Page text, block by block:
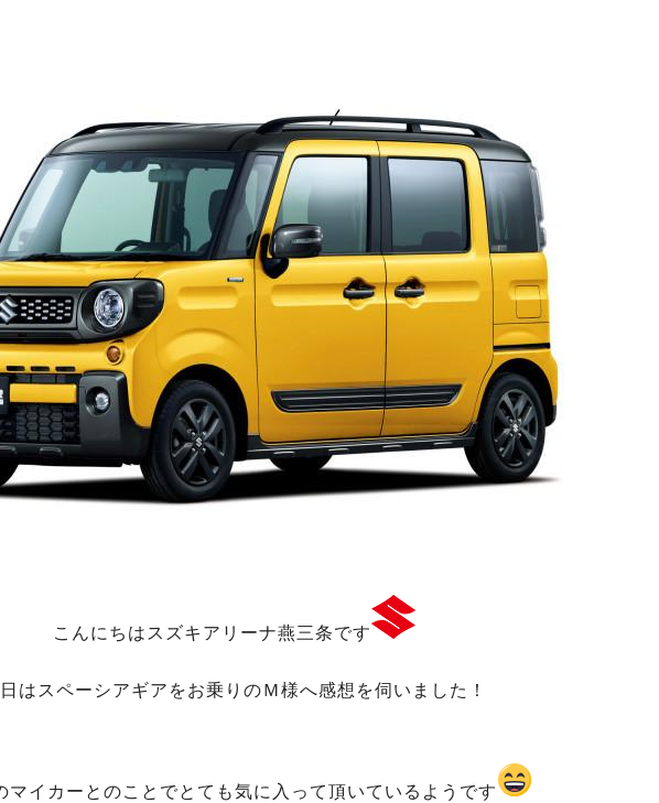
こんにちはスズキアリーナ燕三条です
はスペーシアギアをお乗りのＭ様へ感想を伺いました！
マイカーとのことでとても気に入って頂いているようです